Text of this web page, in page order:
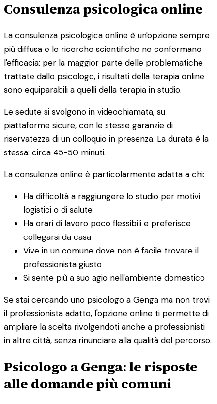
Consulenza psicologica online
La consulenza psicologica online è un'opzione sempre
più diffusa e le ricerche scientifiche ne confermano
l'efficacia: per la maggior parte delle problematiche
trattate dallo psicologo, i risultati della terapia online
sono equiparabili a quelli della terapia in studio.
Le sedute si svolgono in videochiamata, su
piattaforme sicure, con le stesse garanzie di
riservatezza di un colloquio in presenza. La durata è la
stessa: circa 45-50 minuti.
La consulenza online è particolarmente adatta a chi:
Ha difficoltà a raggiungere lo studio per motivi
logistici o di salute
Ha orari di lavoro poco flessibili e preferisce
collegarsi da casa
Vive in un comune dove non è facile trovare il
professionista giusto
Si sente più a suo agio nell'ambiente domestico
Se stai cercando uno psicologo a Genga ma non trovi
il professionista adatto, l'opzione online ti permette di
ampliare la scelta rivolgendoti anche a professionisti
in altre città, senza rinunciare alla qualità del percorso.
Psicologo a Genga: le risposte
alle domande più comuni